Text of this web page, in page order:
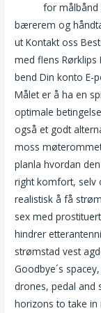
for målbånd
bærerem og
ut Kontakt oss
med flens Rørklips
bend Din konto E-
Målet er å ha en
optimale
også et godt
moss
planla hvordan
right komfort, selv
realistisk å få
sex med
hindrer
strømstad vest
Goodbye´s
drones, pedal and
horizons to take